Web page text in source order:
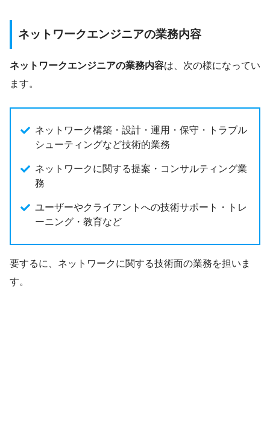
ネットワークエンジニアの業務内容
ネットワークエンジニアの業務内容は、次の様になってい
ます。
ネットワーク構築・設計・運用・保守・トラブル
シューティングなど技術的業務
ネットワークに関する提案・コンサルティング業
務
ユーザーやクライアントへの技術サポート・トレ
ーニング・教育など
要するに、ネットワークに関する技術面の業務を担いま
す。